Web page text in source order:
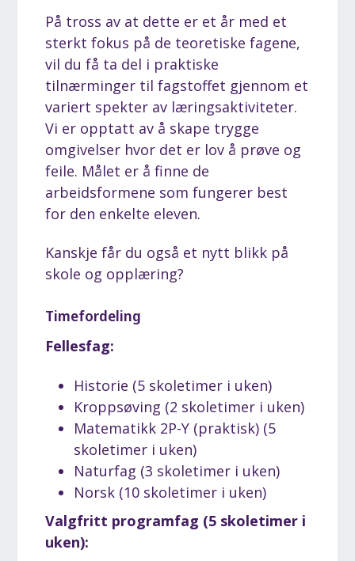
På tross av at dette er et år med et
sterkt fokus på de teoretiske fagene,
vil du få ta del i praktiske
tilnærminger til fagstoffet gjennom et
variert spekter av læringsaktiviteter.
Vi er opptatt av å skape trygge
omgivelser hvor det er lov å prøve og
feile. Målet er å finne de
arbeidsformene som fungerer best
for den enkelte eleven.
Kanskje får du også et nytt blikk på
skole og opplæring?
Timefordeling
Fellesfag:
Historie (5 skoletimer i uken)
Kroppsøving (2 skoletimer i uken)
Matematikk 2P-Y (praktisk) (5
skoletimer i uken)
Naturfag (3 skoletimer i uken)
Norsk (10 skoletimer i uken)
Valgfritt programfag (5 skoletimer i
uken):